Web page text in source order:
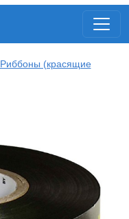
Риббоны (красящие